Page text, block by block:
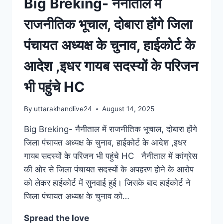
Big Breking- नैनीताल में
राजनीतिक भूचाल, दोबारा होंगे जिला
पंचायत अध्यक्ष के चुनाव, हाईकोर्ट के
आदेश ,इधर गायब सदस्यों के परिजन
भी पहुंचे HC
By uttarakhandlive24 August 14, 2025
Big Breking- नैनीताल में राजनीतिक भूचाल, दोबारा होंगे
जिला पंचायत अध्यक्ष के चुनाव, हाईकोर्ट के आदेश ,इधर
गायब सदस्यों के परिजन भी पहुंचे HC नैनीताल में कांग्रेस
की ओर से जिला पंचायत सदस्यों के अपहरण होने के आरोप
को लेकर हाईकोर्ट में सुनवाई हुई। जिसके बाद हाईकोर्ट ने
जिला पंचायत अध्यक्ष के चुनाव को…
Spread the love